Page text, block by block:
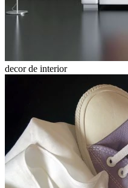
decor de interior